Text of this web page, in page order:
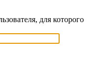
для которого